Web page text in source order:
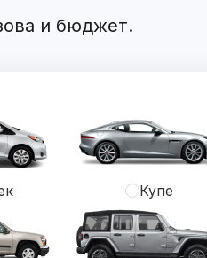
и бюджет.
Купе